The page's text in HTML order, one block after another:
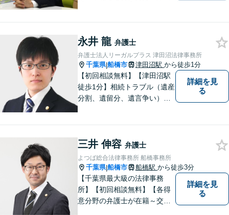
ポート致します！！
永井 龍 弁護士
弁護士法人リーガルプラス 津田沼法律事務所
千葉県|船橋市 津田沼駅 から徒歩1分
【初回相談無料】【津田沼駅
徒歩1分】相続トラブル（遺産
分割、遺留分、遺言争い）、
詳細を見
る
三井 伸容 弁護士
よつば総合法律事務所 船橋事務所
千葉県|船橋市 船橋駅 から徒歩3分
【千葉県最大級の法律事務
所】【初回相談無料】【各得
意分野の弁護士が在籍～交通
詳細を見
る